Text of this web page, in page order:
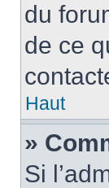
du
de ce
Haut
»
Si